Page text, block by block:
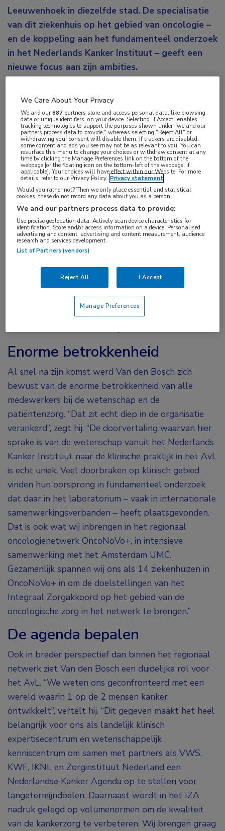
Leeuwenhoek in diezelfde stad. De specialisatie
van dit ziekenhuis op het gebied van oncologie –
en de koppeling aan het fundamenteel onderzoek
in het Nederlands Kanker Instituut – geeft een
nieuwe focus aan zijn ambities.
bestuurder bent geweest, is het tijd voor beweging”,
zegt Van den Bosch nuchter, in antwoord op de
vraag waarom hij het OLVG verruilde voor het
Antoni van Leeuwenhoek. “Die jaren bij het OLVG en
ook het voorzitterschap van Santeon – het
samenwerkingsverband van 7 topklinische
ziekenhuizen – waren prachtig. Maar toen het AvL
mij benaderde om mee te doen aan de procedure
voor het vinden van een nieuwe bestuursvoorzitter
was ik wel direct geïnteresseerd. Ook in mijn functie
als bestuurder ben ik altijd een zorgman gebleven.
Ik realiseerde me dat ik met mijn oude ervaringen als
interventieradioloog en met mijn bestuurlijke
ervaring van toegevoegde waarde kan zijn voor dit
ziekenhuis. Zeker ook gelet op de ambitie van het
AvL om naar buiten te bewegen met de laatste
Enorme betrokkenheid
Al snel na zijn komst werd Van den Bosch zich
bewust van de enorme betrokkenheid van alle
medewerkers bij de wetenschap en de
patiëntenzorg. “Dat zit echt diep in de organisatie
verankerd”, zegt hij. “De doorvertaling waarvan hier
sprake is van de wetenschap vanuit het Nederlands
Kanker Instituut naar de klinische praktijk in het AvL
is echt uniek. Veel doorbraken op klinisch gebied
vinden hun oorsprong in fundamenteel onderzoek
dat daar in het laboratorium – vaak in internationale
samenwerkingsverbanden – heeft plaatsgevonden.
Dat is ook wat wij inbrengen in het regionaal
oncologienetwerk OncoNoVo+, in intensieve
samenwerking met het Amsterdam UMC.
Gezamenlijk spannen wij ons als 14 ziekenhuizen in
OncoNoVo+ in om de doelstellingen van het
Integraal Zorgakkoord op het gebied van de
oncologische zorg in het netwerk te brengen.”
De agenda bepalen
Ook in breder perspectief dan binnen het regionaal
netwerk ziet Van den Bosch een duidelijke rol voor
het AvL. “We weten ons geconfronteerd met een
wereld waarin 1 op de 2 mensen kanker
ontwikkelt”, vertelt hij. “Dit gegeven maakt het heel
belangrijk voor ons als landelijk klinisch
expertisecentrum en wetenschappelijk
kenniscentrum om samen met partners als VWS,
KWF, IKNL en Zorginstituut Nederland een
Nederlandse Kanker Agenda op te stellen voor
langetermijndoelen. Daarnaast wordt in het IZA
nadruk gelegd op volumenormen om de kwaliteit
van de kankerzorg te verbeteren. Wij brengen graag
We Care About Your Privacy
We and our887 partners store and access personal data, like browsing
data or unique identifiers, on your device. Selecting "I Accept" enables
tracking technologies to support the purposes shown under "we and our
partners process data to provide," whereas selecting "Reject All" or
withdrawing your consent will disable them. If trackers are disabled,
some content and ads you see may not be as relevant to you. You can
resurface this menu to change your choices or withdraw consent at any
time by clicking the Manage Preferences link on the bottom of the
webpage [or the floating icon on the bottom-left of the webpage, if
applicable]. Your choices will have effect within our Website. For more
details, refer to our Privacy Policy. Privacy statement
Would you rather not? Then we only place essential and statistical
cookies, these do not record any data about you as a person
We and our partners process data to provide:
Use precise geolocation data. Actively scan device characteristics for
identification. Store and/or access information on a device. Personalised
advertising and content, advertising and content measurement, audience
research and services development.
List of Partners (vendors)
Reject All I Accept
Manage Preferences